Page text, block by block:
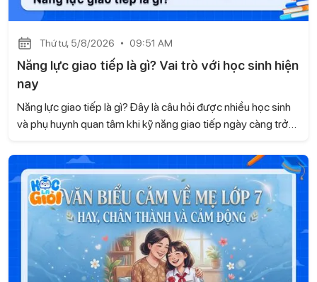
Thứ tư, 5/8/2026 09:51 AM
Năng lực giao tiếp là gì? Vai trò với học sinh hiện
nay
Năng lực giao tiếp là gì? Đây là câu hỏi được nhiều học sinh
và phụ huynh quan tâm khi kỹ năng giao tiếp ngày càng trở
các em tự tin khi trao đổi, giao tiếp còn góp phần xây dựng
các mối quan hệ tốt đẹp và phát triển nhiều kỹ năng cần
thiết. Hãy cùng Học là Giỏi tìm hiểu trong bài viết dưới đây.